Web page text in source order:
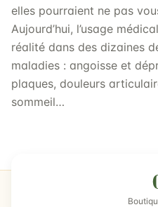
elles pourraient ne pas
Aujourd’hui, l’usage
réalité dans des dizaines
maladies : angoisse et
plaques, douleurs
sommeil…